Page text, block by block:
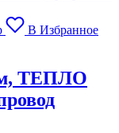
В Избранное
м, ТЕПЛО